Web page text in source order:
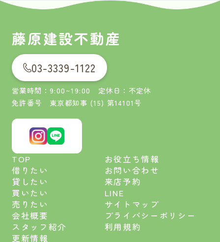
藤原建設不動産
03-3339-1122
営業時間：9:00~19:00 定休日：不定休
免許番号 東京都知事 (15) 第14101号
TOP
お役立ち情報
借りたい
お問い合わせ
貸したい
来店予約
買いたい
LINE
売りたい
サイトマップ
会社概要
プライバシーポリシー
スタッフ紹介
利用規約
更新情報